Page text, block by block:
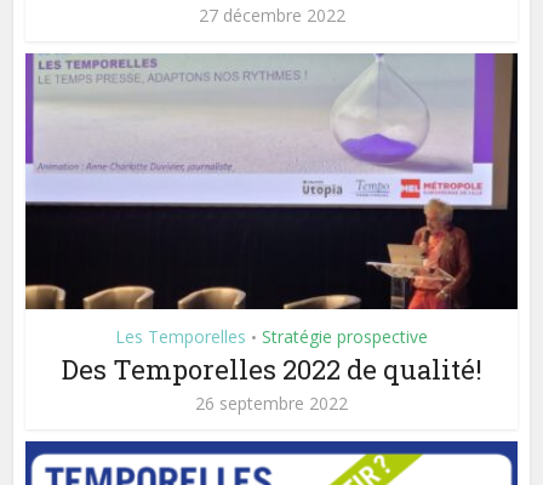
27 décembre 2022
Les Temporelles • Stratégie prospective
Des Temporelles 2022 de qualité!
26 septembre 2022